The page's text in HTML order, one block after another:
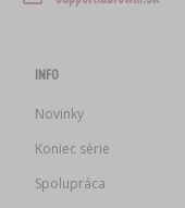
INFO
Novinky
Koniec série
Spolupráca